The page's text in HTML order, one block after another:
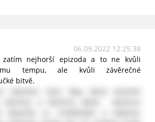
06.09.2022 12:25:38
nejhorší epizoda a to ne kvůli
tempu, ale kvůli závěrečné
bitvě.